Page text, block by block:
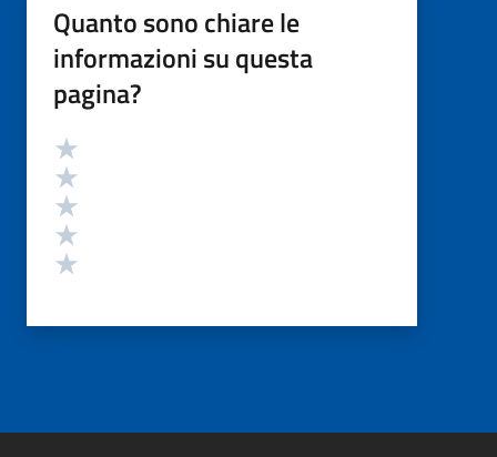
Quanto sono chiare le
informazioni su questa
pagina?
Valutazione